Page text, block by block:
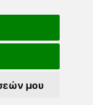
μου